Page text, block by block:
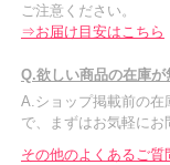
ご注意ください。
⇒お届け目安はこちら
Q.欲しい商品の在庫が
A.ショップ掲載前の在
で、まずはお気軽にお
その他のよくあるご質